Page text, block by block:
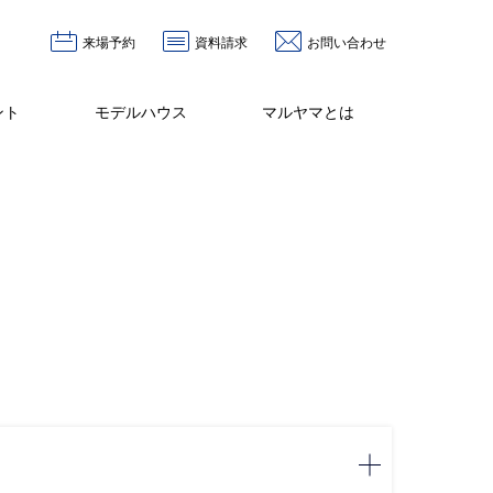
来場予約 資料請求 お問い合わせ
モデルハウス マルヤマとは